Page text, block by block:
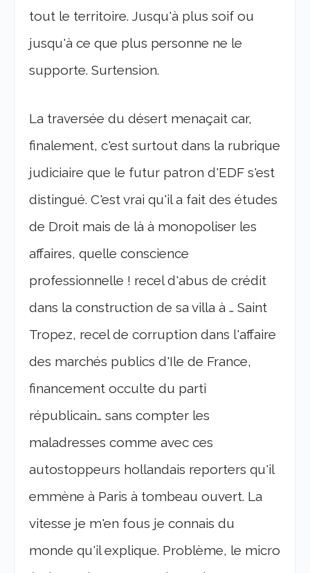
tout le territoire. Jusqu'à plus soif ou
jusqu'à ce que plus personne ne le
supporte. Surtension.
La traversée du désert menaçait car,
finalement, c'est surtout dans la rubrique
judiciaire que le futur patron d'EDF s'est
distingué. C'est vrai qu'il a fait des études
de Droit mais de là à monopoliser les
affaires, quelle conscience
professionnelle ! recel d'abus de crédit
dans la construction de sa villa à … Saint
Tropez, recel de corruption dans l'affaire
des marchés publics d'Ile de France,
financement occulte du parti
républicain… sans compter les
maladresses comme avec ces
autostoppeurs hollandais reporters qu'il
emmène à Paris à tombeau ouvert. La
vitesse je m'en fous je connais du
monde qu'il explique. Problème, le micro